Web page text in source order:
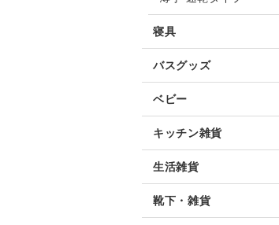
寝具
バスグッズ
ベビー
キッチン雑貨
生活雑貨
靴下・雑貨